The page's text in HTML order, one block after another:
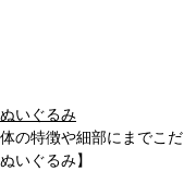
いぐるみ
の特徴や細部にまでこだ
いぐるみ】